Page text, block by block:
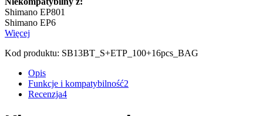
Shimano EP801
Shimano EP6
Więcej
Kod produktu: SB13BT_S+ETP_100+16pcs_BAG
Opis
Funkcje i kompatybilność2
Recenzja4